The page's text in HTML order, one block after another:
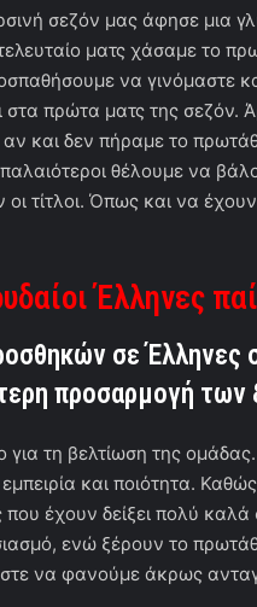
σεζόν μας άφησε μια
ματς χάσαμε το
να γινόμαστε
στα πρώτα ματς της σεζόν.
αν και δεν πήραμε το
θέλουμε να
τίτλοι. Όπως και να
Έλληνες
σε Έλληνες
προσαρμογή των
τη βελτίωση της
εμπειρία και ποιότητα.
έχουν δείξει πολύ καλά
ενώ ξέρουν το
να φανούμε άκρως